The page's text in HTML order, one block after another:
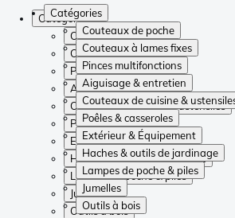
Catégories
Couteaux de poche
Couteaux à lames fixes
Pinces multifonctions
Aiguisage & entretien
Couteaux de cuisine &
Poêles & casseroles
Extérieur & Équipement
Haches & outils de jardinage
Lampes de poche & piles
Jumelles
Outils à bois
Catégories
Couteaux de poche
Couteaux à lames fixes
Pinces multifonctions
Aiguisage & entretien
Couteaux de cuisine & ustensiles
Poêles & casseroles
Extérieur & Équipement
Haches & outils de jardinage
Lampes de poche & piles
Jumelles
Outils à bois